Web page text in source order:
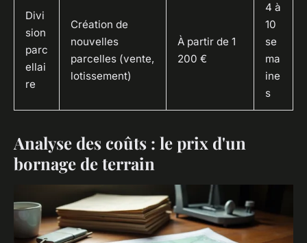
Divi
sion
parc
ellai
re
Création de
nouvelles
parcelles (vente,
lotissement)
À partir de 1
200 €
4 à
10
se
ma
ine
s
Analyse des coûts : le prix d'un
bornage de terrain